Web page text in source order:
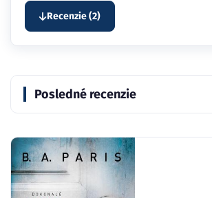
Recenzie (2)
Posledné recenzie